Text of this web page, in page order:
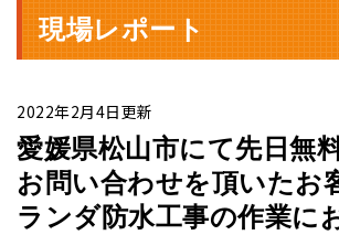
content
現場レポート
2022年2月4日更新
愛媛県松山市にて先日無
お問い合わせを頂いたお
ランダ防水工事の作業に